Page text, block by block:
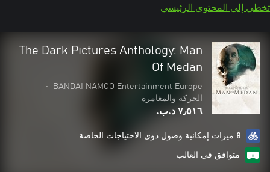
تخطي إلى المحتوى الرئيسي
The Dark Pictures Anthology: Man
Of Medan
BANDAI NAMCO Entertainment Europe
•
الحركة والمغامرة
٧٫٥١٦ د.ب.‏
8 ميزات إمكانية وصول ذوي الاحتياجات الخاصة
متوافق في الغالب